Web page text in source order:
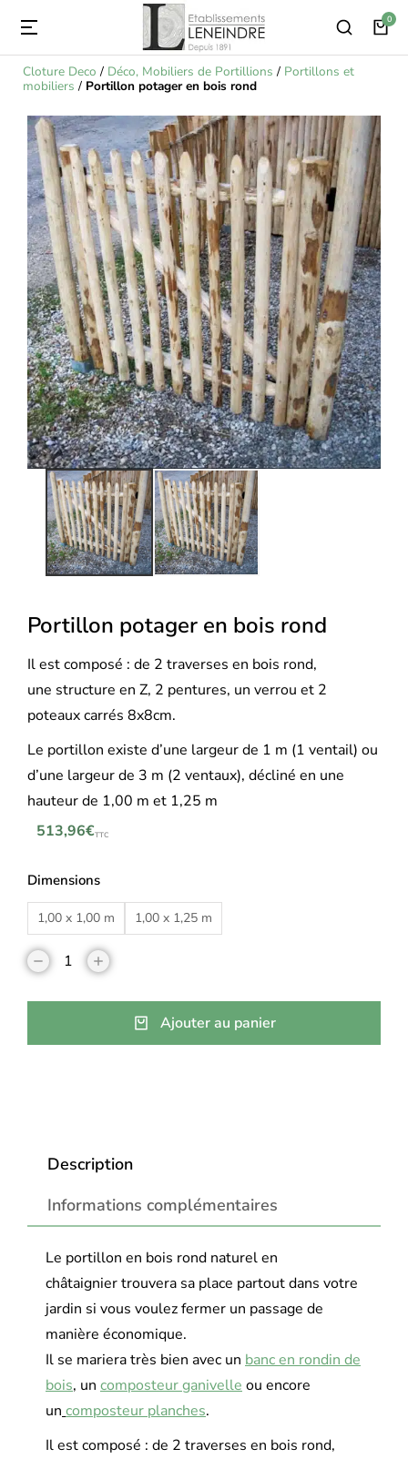
Cloture Deco / Déco, Mobiliers de Portillions / Portillons et
mobiliers / Portillon potager en bois rond
Portillon potager en bois rond
Il est composé : de 2 traverses en bois rond,
une structure en Z, 2 pentures, un verrou et 2
poteaux carrés 8x8cm.
Le portillon existe d’une largeur de 1 m (1 ventail) ou
d’une largeur de 3 m (2 ventaux), décliné en une
hauteur de 1,00 m et 1,25 m
513,96€TTC
Dimensions
1,00 x 1,00 m 1,00 x 1,25 m
Ajouter au panier
Description
Informations complémentaires
Le portillon en bois rond naturel en
châtaignier trouvera sa place partout dans votre
jardin si vous voulez fermer un passage de
manière économique.
Il se mariera très bien avec un banc en rondin de
bois, un composteur ganivelle ou encore
un composteur planches.
Il est composé : de 2 traverses en bois rond,